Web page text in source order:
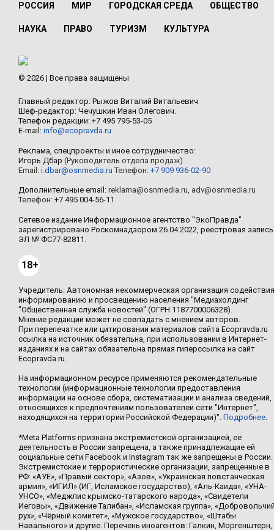
РОССИЯ МИР ГОРОДСКАЯ СРЕДА ОБЩЕСТВО
НАУКА ПРАВО ТУРИЗМ КУЛЬТУРА
© 2026 | Все права защищены
Главный редактор: Рыжов Виталий Витальевич
Шеф-редактор: Чечушкин Иван Олегович.
Телефон редакции: +7 495 795-53-05
E-mail: info@ecopravda.ru
Реклама, спецпроекты и иное сотрудничество:
Игорь Дбар (Руководитель отдела продаж)
Email: i.dbar@osnmedia.ru Телефон: +7 909 936-02-90
Дополнительные email: reklama@osnmedia.ru, adv@osnmedia.ru
Телефон: +7 495 004-56-11
Сетевое издание Информационное агентство "ЭкоПравда"
зарегистрировано Роскомнадзором 26.04.2022, реестровая запись
ЭЛ № ФС77-82811.
18+
Учредитель: Автономная некоммерческая организация содействия
информированию и просвещению населения "Медиахолдинг
"Общественная служба новостей" (ОГРН 1187700006328).
Мнение редакции может не совпадать с мнением авторов.
При перепечатке или цитировании материалов сайта Ecopravda.ru
ссылка на источник обязательна, при использовании в Интернет-
изданиях и на сайтах обязательна прямая гиперссылка на сайт
Ecopravda.ru.
На информационном ресурсе применяются рекомендательные
технологии (информационные технологии предоставления
информации на основе сбора, систематизации и анализа сведений,
относящихся к предпочтениям пользователей сети "Интернет",
находящихся на территории Российской Федерации)". Подробнее.
*Meta Platforms признана экстремистской организацией, её
деятельность в России запрещена, а также принадлежащие ей
социальные сети Facebook и Instagram так же запрещены в России.
Экстремистские и террористические организации, запрещенные в
РФ: «АУЕ», «Правый сектор», «Азов», «Украинская повстанческая
армия», «ИГИЛ» (ИГ, Исламское государство), «Аль-Каида», «УНА-
УНСО», «Меджлис крымско-татарского народа», «Свидетели
Иеговы», «Движение Талибан», «Исламская группа»,
рух», «Чёрный комитет», «Мужское государство», «Штабы
Навального» и другие. Перечень иноагентов: Галкин, Моргенштерн,